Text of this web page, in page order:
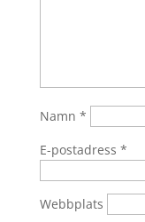
Namn *
E-postadress *
Webbplats